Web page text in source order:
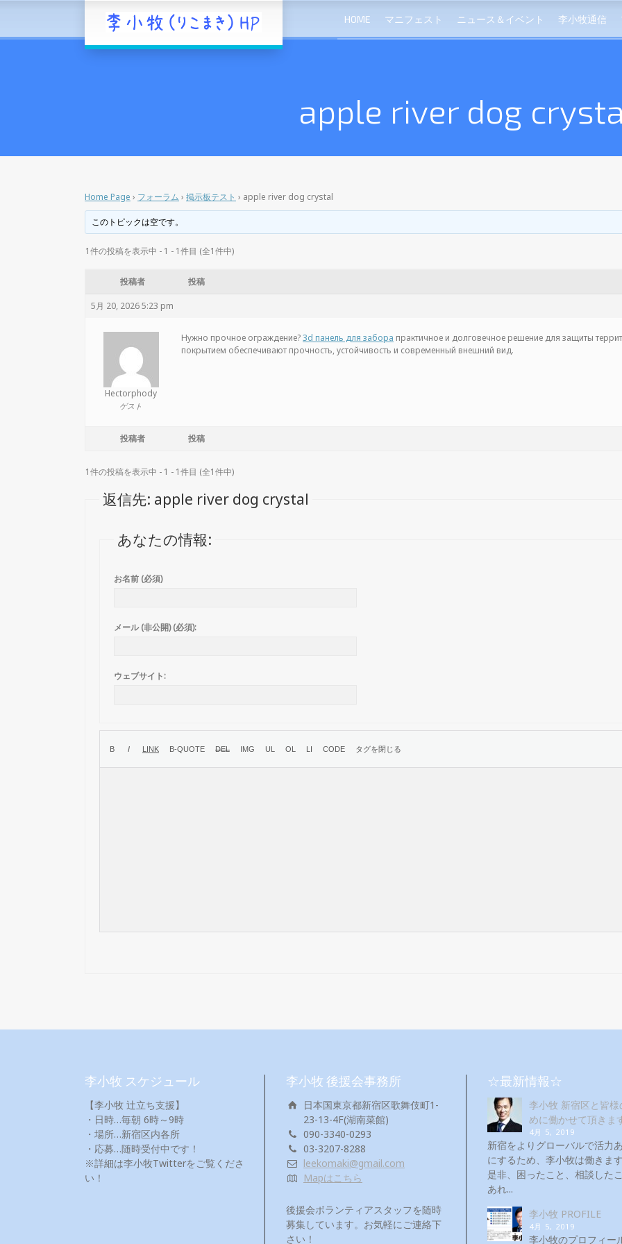
HOME マニフェスト ニュース＆イベント 李小牧通信
apple river dog
Home Page › フォーラム › 掲示板テスト › apple river dog crystal
このトピックは空です。
1件の投稿を表示中 - 1 - 1件目 (全1件中)
投稿者 投稿
5月 20, 2026 5:23 pm
Hectorphody
ゲスト
Нужно прочное ограждение?3d панель для забора практичное и долговечное решение для защиты
покрытием обеспечивают прочность, устойчивость и современный внешний вид.
投稿者 投稿
1件の投稿を表示中 - 1 - 1件目 (全1件中)
返信先: apple river dog crystal
あなたの情報:
お名前 (必須)
メール (非公開) (必須):
ウェブサイト:
李小牧 スケジュール
【李小牧 辻立ち支援】
・日時…毎朝 6時～9時
・場所…新宿区内各所
・応募…随時受付中です！
※詳細は李小牧Twitterをご覧くださ
い！
李小牧 後援会事務所
日本国東京都新宿区歌舞伎町1-
23-13-4F(湖南菜館)
090-3340-0293
03-3207-8288
leekomaki@gmail.com
Mapはこちら
後援会ボランティアスタッフを随時
募集しています。お気軽にご連絡下
さい！
☆最新情報☆
李小牧 新宿区と皆様
めに働かせて頂きま
4月 5, 2019
新宿をよりグローバルで活力
にするため、李小牧は働きま
是非、困ったこと、相談した
あれ...
李小牧 PROFILE
4月 5, 2019
李小牧のプロフィー